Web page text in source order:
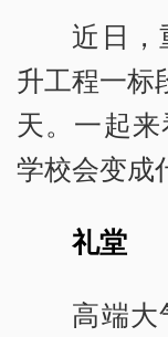
近日，
升工程一标
天。一起
学校会变成
礼堂
高端大